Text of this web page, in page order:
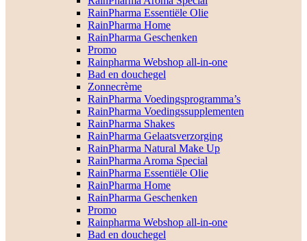
RainPharma Essentiële Olie
RainPharma Home
RainPharma Geschenken
Promo
Rainpharma Webshop all-in-one
Bad en douchegel
Zonnecrème
RainPharma Voedingsprogramma’s
RainPharma Voedingssupplementen
RainPharma Shakes
RainPharma Gelaatsverzorging
RainPharma Natural Make Up
RainPharma Aroma Special
RainPharma Essentiële Olie
RainPharma Home
RainPharma Geschenken
Promo
Rainpharma Webshop all-in-one
Bad en douchegel